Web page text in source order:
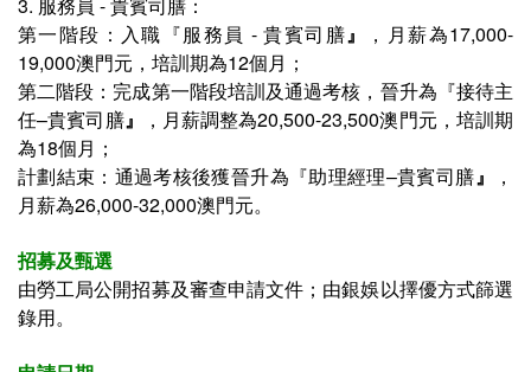
第一階段： 入職『服務員 - 貴賓司膳』
，月薪為17,000-
19,000澳門元 ，培訓期為12個月；
第二階段：完成第一階段培訓及通過考核，晉升為『接待主
任–貴賓司膳』
，月薪調整為20,500-23,500澳門元，培訓期
為18個月；
計劃結束： 通過考核後獲晉升為 『助理經理–貴賓司膳』
，
月薪為26,000-32,000澳門元。
招募及甄選
由勞工局公開招募及審查申請文件； 由銀娛以擇優方式篩選
錄用。